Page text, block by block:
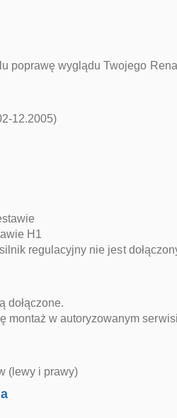
poprawę wyglądu Twojego
12.2005)
H1
regulacyjny nie jest
dołączone.
montaż w autoryzowanym
(lewy i prawy)